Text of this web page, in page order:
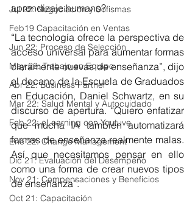
Jul 22: Negociación y Sofismas
Feb19 Capacitación en Ventas
Jun 22: Proceso de Selección
May 22: Trabajo en Equipo
Abr 22: Business Partner
Mar 22: Salud Mental y Autocuidado
Feb 22: eLearning con Youtuve
Ene 22: Change Management
Dic 21: Evaluación del Desempeño
Nov 21: Compensaciones y Beneficios
Oct 21: Capacitación
aprendizaje humano?
“La tecnología ofrece la perspectiva de
acceso universal para aumentar formas
claramente nuevas de enseñanza”, dijo
el decano de la Escuela de Graduados
en Educación, Daniel Schwartz, en su
discurso de apertura. “Quiero enfatizar
que mucha IA también automatizará
formas de enseñanza realmente malas.
Así que necesitamos pensar en ello
como una forma de crear nuevos tipos
de enseñanza”.